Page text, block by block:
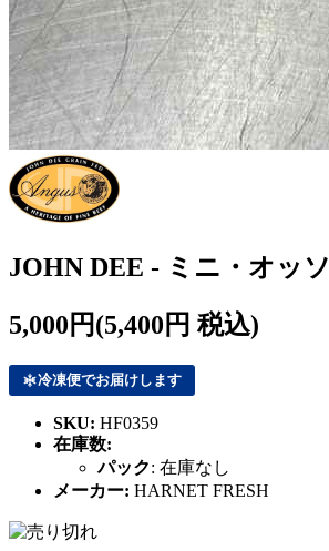
JOHN DEE - ミニ・オッ
5,000円(5,400円 税込)
冷凍便でお届けします
SKU: HF0359
在庫数:
パック: 在庫なし
メーカー: HARNET FRESH